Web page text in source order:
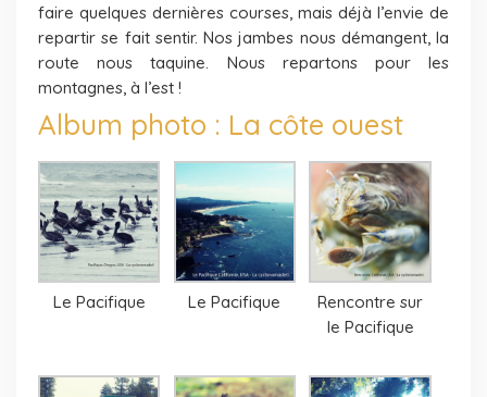
faire quelques dernières courses, mais déjà l’envie de
repartir se fait sentir. Nos jambes nous démangent, la
route nous taquine. Nous repartons pour les
montagnes, à l’est !
Album photo : La côte ouest
Le Pacifique Le Pacifique
Rencontre sur
le Pacifique